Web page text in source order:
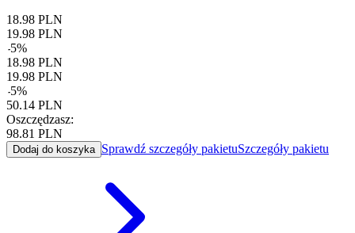
18.98 PLN
19.98 PLN
-5%
18.98 PLN
19.98 PLN
-5%
50.14 PLN
Oszczędzasz:
98.81 PLN
Dodaj do koszyka Sprawdź szczegóły pakietuSzczegóły pakietu